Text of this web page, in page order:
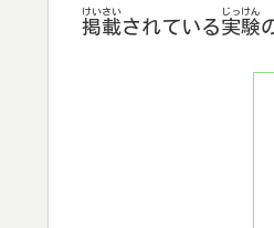
掲載
けいさい
されている実験
じっけん